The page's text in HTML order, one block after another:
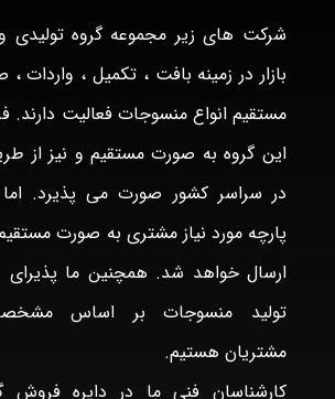
شرکت های زیر مجموعه گروه تولیدی و
بازار در زمینه بافت ، تکمیل ،
مستقیم انواع منسوجات فعالیت
این گروه به صورت مستقیم و نیز از
در سراسر کشور صورت می پذیرد.
پارچه مورد نیاز مشتری به صورت
ارسال خواهد شد. همچنین ما
تولید منسوجات بر اساس
مشتریان هستیم.
کارشناسان فنی ما در دایره فروش